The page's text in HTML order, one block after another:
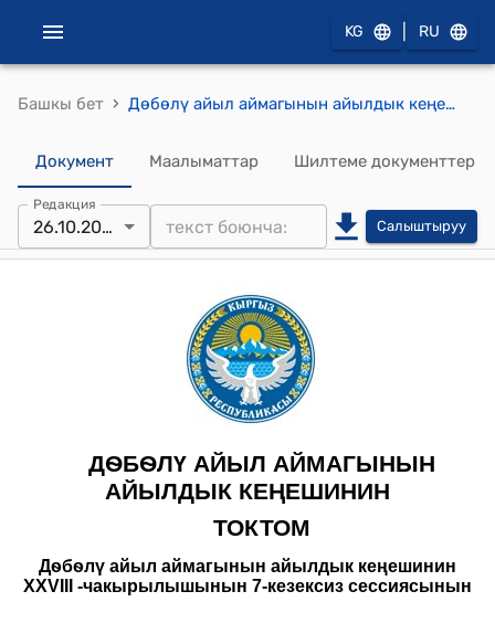
KG RU
Башкы бет › Дѳбѳлү айыл аймагынын айылдык кеңешинин 2023-жылдын 26-октябры №7/1 "Кыргыз Республикасынын Нарын областынын прокуратурасынын 2023-жылдын 25-сентябрындагы №11-7-23 сунуштамасын кароо жөнүндө" токтому
Документ Маалыматтар Шилтеме документтер
Редакция
26.10.2023 Салыштыруу